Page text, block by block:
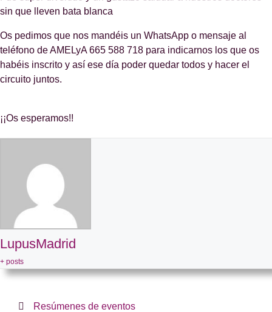
sin que lleven bata blanca
Os pedimos que nos mandéis un WhatsApp o mensaje al
teléfono de AMELyA 665 588 718 para indicarnos los que os
habéis inscrito y así ese día poder quedar todos y hacer el
circuito juntos.
¡¡Os esperamos!!
LupusMadrid
+ posts
Resúmenes de eventos